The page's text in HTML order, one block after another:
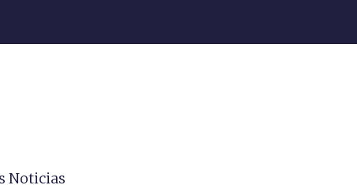
Noticias